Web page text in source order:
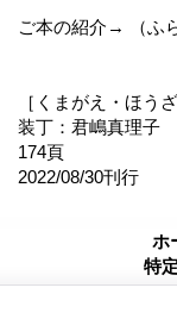
ご本の紹介→ （ふ
［くまがえ・ほう
装丁：君嶋真理子
174頁
2022/08/30刊行
ホ
特